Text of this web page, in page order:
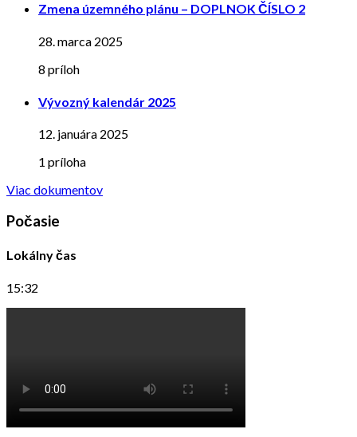
Zmena územného plánu – DOPLNOK ČÍSLO 2
28. marca 2025
8 príloh
Vývozný kalendár 2025
12. januára 2025
1 príloha
Viac dokumentov
Počasie
Lokálny čas
15:32